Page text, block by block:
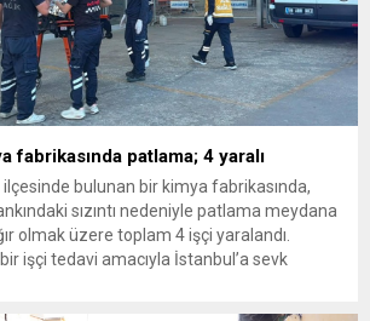
fabrikasında patlama; 4 yaralı
ilçesinde bulunan bir kimya fabrikasında,
sızıntı nedeniyle patlama meydana
olmak üzere toplam 4 işçi yaralandı.
işçi tedavi amacıyla İstanbul’a sevk